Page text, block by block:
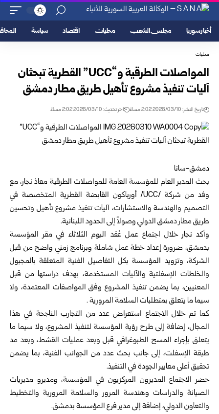
أخبار سوريا مجلس الشعب محليات اقتصاد سياسة
محليات
المواصلات الطرقية و“UCC” القطرية تبحثان
آليات تنفيذ مشروع تأهيل طريق مطار دمشق
تاريخ النشر: 2026/03/10 2:02 مساءً اخر تحديث: 2026/03/10 2:02 مساءً
دمشق-سانا
بحث المدير العام للمؤسسة العامة للمواصلات الطرقية معاذ نجار، مع
وفد من شركة /UCC/ أورباكون القابضة القطرية المتخصصة في
التصميم والهندسة والاستشارات، آليات تنفيذ مشروع تأهيل وتحسين
طريق مطار دمشق الدوليوصولاً إلى الحدود اللبنانية.
وأكد نجار خلال اجتماع عمل عُقد اليوم الثلاثاء في مقر المؤسسة
بدمشق، ضرورة إعداد خطة عمل شاملة وبرنامج زمني واضح من قبل
الشركة، وتزويد المؤسسة بكل التفاصيل الفنية المتعلقة بالمجبول
والخلطات الإسفلتية والآليات المستخدمة، بهدف دراستها من قبل
المعنيين، بما يضمن تنفيذ المشروع وفق المواصفات المعتمدة، ولا
سيما ما يتعلق بمتطلبات السلامة المرورية .
كما تم خلال الاجتماع استعراض عدد من التجارب الناجحة في هذا
المجال، إضافة إلى طرح رؤية المؤسسة لتنفيذ المشروع، ولا سيما ما
يتعلق بإجراء المسح الطبوغرافي قبل وبعد عمليات القشط، وبعد مد
طبقة الإسفلت، إلى جانب بحث عدد من الجوانب الفنية، بما يضمن
تحقيق أعلى معايير الجودة في التنفيذ.
حضر الاجتماع المديرون المركزيون في المؤسسة، ومديرو مديريات
الصيانة والدراسات وهندسة المرور والسلامة المرورية والتخطيط
والتعاون الدولي، إضافة إلى مدير فرع المؤسسة بدمشق.